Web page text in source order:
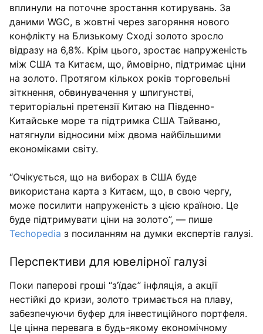
вплинули на поточне зростання котирувань. За
даними WGC, в жовтні через загоряння нового
конфлікту на Близькому Сході золото зросло
відразу на 6,8%. Крім цього, зростає напруженість
між США та Китаєм, що, ймовірно, підтримає ціни
на золото. Протягом кількох років торговельні
зіткнення, обвинувачення у шпигунстві,
територіальні претензії Китаю на Південно-
Китайське море та підтримка США Тайваню,
натягнули відносини між двома найбільшими
економіками світу.
“Очікується, що на виборах в США буде
використана карта з Китаєм, що, в свою чергу,
може посилити напруженість з цією країною. Це
буде підтримувати ціни на золото”, — пише
Techopedia з посиланням на думки експертів галузі.
Перспективи для ювелірної галузі
Поки паперові гроші “з’їдає” інфляція, а акції
нестійкі до кризи, золото тримається на плаву,
забезпечуючи буфер для інвестиційного портфеля.
Це цінна перевага в будь-якому економічному